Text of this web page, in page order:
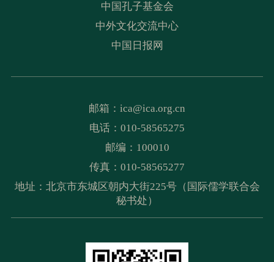
中国孔子基金会
中外文化交流中心
中国日报网
邮箱： ica@ica.org.cn
电话：010-58565275
邮编：100010
传真：010-58565277
地址：北京市东城区朝内大街225号（国际儒学联合会
秘书处）